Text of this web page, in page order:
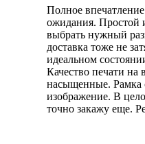
Полное
ожидания. Простой
выбрать нужный
доставка тоже не
идеальном
Качество печати на
насыщенные. Рамка
изображение. В
точно закажу еще.